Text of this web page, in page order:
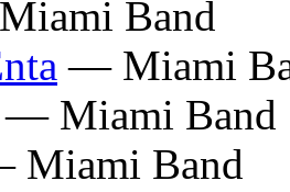
Band
— Miami
— Miami Band
Band